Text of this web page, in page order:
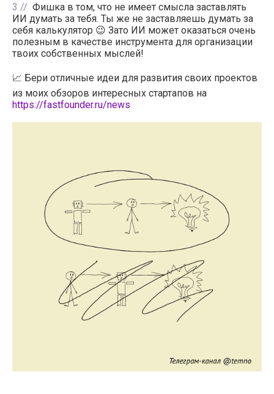
3
Фишка в том, что не имеет смысла заставлять
ИИ думать за тебя. Ты же не заставляешь думать за
себя калькулятор 😉 Зато ИИ может оказаться очень
полезным в качестве инструмента для организации
твоих собственных мыслей!
📈 Бери отличные идеи для развития своих проектов
из моих обзоров интересных стартапов на
https://fastfounder.ru/news